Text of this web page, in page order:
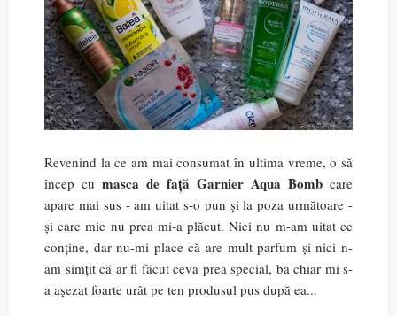
Revenind la ce am mai consumat în ultima vreme, o să
încep cu masca de față Garnier Aqua Bomb care
apare mai sus - am uitat s-o pun și la poza următoare -
și care mie nu prea mi-a plăcut. Nici nu m-am uitat ce
conține, dar nu-mi place că are mult parfum și nici n-
am simțit că ar fi făcut ceva prea special, ba chiar mi s-
a așezat foarte urât pe ten produsul pus după ea...